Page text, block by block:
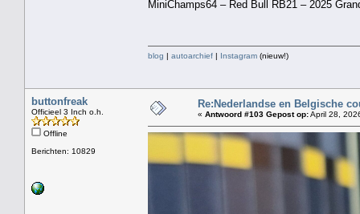
MiniChamps64 – Red Bull RB21 – 2025
blog | autoarchief | Instagram (nieuw!)
buttonfreak
Officieel 3 Inch o.h.
Offline
Berichten: 10829
Re:Nederlandse en Belgische
« Antwoord #103 Gepost op:April 28,